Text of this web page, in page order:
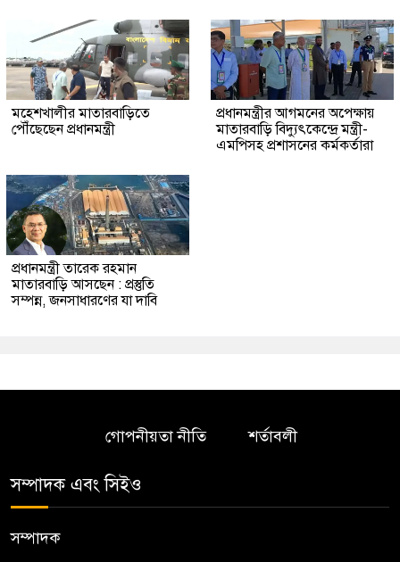
মহেশখালীর মাতারবাড়িতে
পৌঁছেছেন প্রধানমন্ত্রী
প্রধানমন্ত্রীর আগমনের অপেক্ষায়
মাতারবাড়ি বিদ্যুৎকেন্দ্রে মন্ত্রী-
এমপিসহ প্রশাসনের কর্মকর্তারা
প্রধানমন্ত্রী তারেক রহমান
মাতারবাড়ি আসছেন : প্রস্তুতি
সম্পন্ন, জনসাধারণের যা দাবি
গোপনীয়তা নীতি শর্তাবলী
সম্পাদক এবং সিইও
সম্পাদক